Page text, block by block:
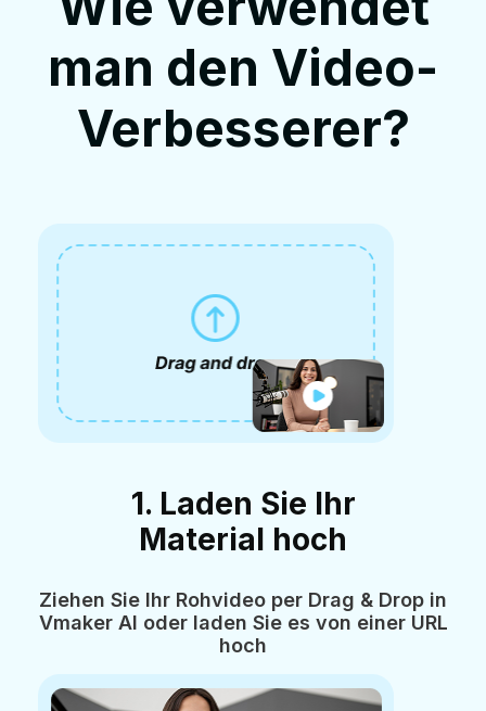
man den Video-
Verbesserer?
1. Laden Sie Ihr
Material hoch
Ziehen Sie Ihr Rohvideo per Drag & Drop in
Vmaker AI oder laden Sie es von einer URL
hoch